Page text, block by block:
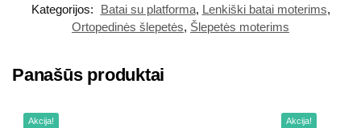
Kategorijos:
Batai su platforma, Lenkiški batai moterims,
Ortopedinės šlepetės, Šlepetės moterims
Panašūs produktai
Akcija! Akcija!